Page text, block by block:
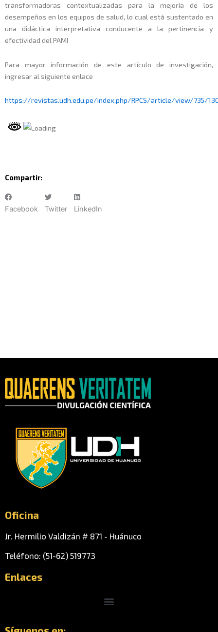
transformadoras contextualizadas para la mejoría de los
desempeños en los equipos de salud, lo cual está sustentado en
una didáctica interpretativa conducente a la pertinencia y
efectividad del PAMI
Para mayor información de este artículo de investigación,
ingresar al siguiente enlace
https://revistas.udh.edu.pe/index.php/RPCS/article/view/735/
Compartir:
Facebook Twitter LinkedIn
Oficina
Jr. Hermilio Valdizán # 871 - Huánuco
Teléfono: (51-62) 519773
Enlaces
Menu